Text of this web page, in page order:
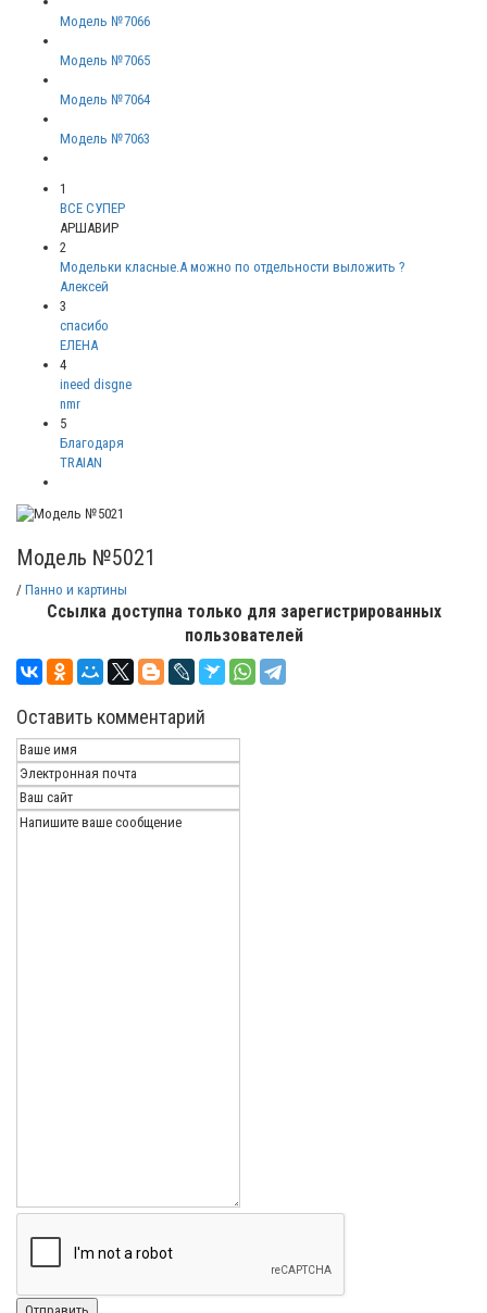
Модель №7066
Модель №7065
Модель №7064
Модель №7063
1
ВСЕ СУПЕР
АРШАВИР
2
Модельки класные.А можно по отдельности выложить ?
Алексей
3
спасибо
ЕЛЕНА
4
ineed disgne
nmr
5
Благодаря
TRAIAN
Модель №5021
/ Панно и картины
Ссылка доступна только для зарегистрированных
пользователей
Оставить комментарий